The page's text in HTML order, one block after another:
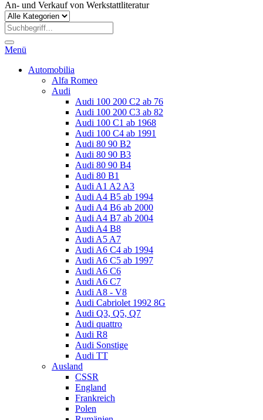
An- und Verkauf von Werkstattliteratur
Menü
Automobilia
Alfa Romeo
Audi
Audi 100 200 C2 ab 76
Audi 100 200 C3 ab 82
Audi 100 C1 ab 1968
Audi 100 C4 ab 1991
Audi 80 90 B2
Audi 80 90 B3
Audi 80 90 B4
Audi 80 B1
Audi A1 A2 A3
Audi A4 B5 ab 1994
Audi A4 B6 ab 2000
Audi A4 B7 ab 2004
Audi A4 B8
Audi A5 A7
Audi A6 C4 ab 1994
Audi A6 C5 ab 1997
Audi A6 C6
Audi A6 C7
Audi A8 - V8
Audi Cabriolet 1992 8G
Audi Q3, Q5, Q7
Audi quattro
Audi R8
Audi Sonstige
Audi TT
Ausland
CSSR
England
Frankreich
Polen